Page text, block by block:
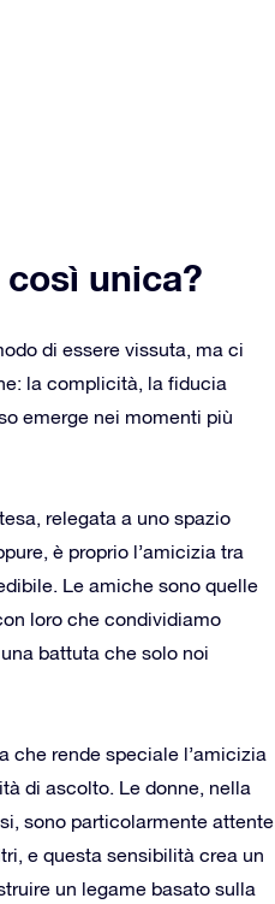
così unica?
di essere vissuta, ma ci
la complicità, la fiducia
emerge nei momenti più
relegata a uno spazio
è proprio l’amicizia tra
Le amiche sono quelle
loro che condividiamo
battuta che solo noi
che rende speciale l’amicizia
di ascolto. Le donne, nella
sono particolarmente attente
e questa sensibilità crea un
un legame basato sulla